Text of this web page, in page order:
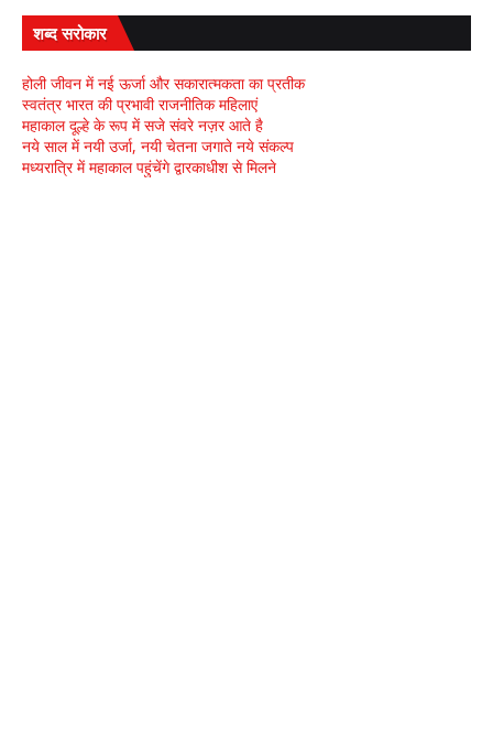
शब्द सरोकार
होली जीवन में नई ऊर्जा और सकारात्मकता का प्रतीक
स्वतंत्र भारत की प्रभावी राजनीतिक महिलाएं
महाकाल दूल्हे के रूप में सजे संवरे नज़र आते है
नये साल में नयी उर्जा, नयी चेतना जगाते नये संकल्प
मध्यरात्रि में महाकाल पहुंचेंगे द्वारकाधीश से मिलने